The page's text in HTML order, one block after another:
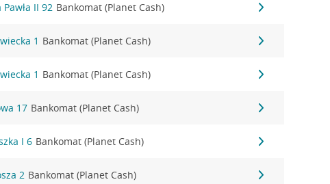
Pawła II 92 Bankomat (Planet Cash)
1 Bankomat (Planet Cash)
1 Bankomat (Planet Cash)
17 Bankomat (Planet Cash)
I 6 Bankomat (Planet Cash)
2 Bankomat (Planet Cash)